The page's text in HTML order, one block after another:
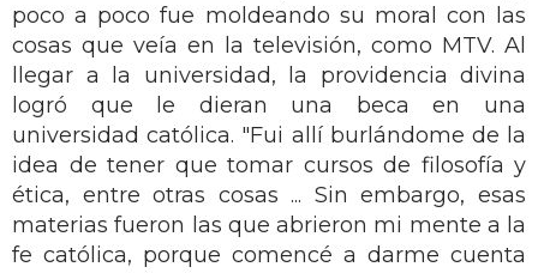
poco a poco fue moldeando su moral con las
cosas que veía en la televisión, como MTV. Al
llegar a la universidad, la providencia divina
logró que le dieran una beca en una
universidad católica. "Fui allí burlándome de la
idea de tener que tomar cursos de filosofía y
ética, entre otras cosas ... Sin embargo, esas
materias fueron las que abrieron mi mente a la
fe católica, porque comencé a darme cuenta